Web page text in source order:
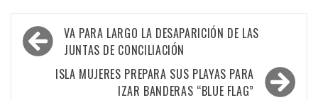
Navegación
de
entradas
VA PARA LARGO LA DESAPARICIÓN DE LAS
JUNTAS DE CONCILIACIÓN
ISLA MUJERES PREPARA SUS PLAYAS PARA
IZAR BANDERAS “BLUE FLAG”